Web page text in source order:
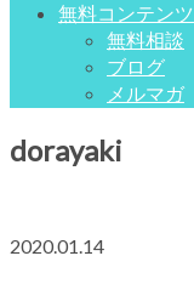
無料コンテンツ
無料相談
ブログ
メルマガ
dorayaki
2020.01.14